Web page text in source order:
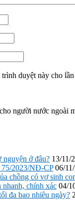
duyệt này cho
người nước ngoài
nguyện ở đâu? 13/11/
75/2023/NĐ-CP 06/
chồng có vợ sinh
nhanh, chính xác 04/
đa bao nhiêu ngày?